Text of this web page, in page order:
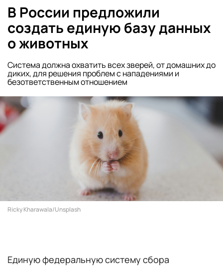
В России предложили
создать единую базу данных
о животных
Система должна охватить всех зверей, от домашних до
диких, для решения проблем с нападениями и
безответственным отношением
Ricky Kharawala/Unsplash
Единую федеральную систему сбора